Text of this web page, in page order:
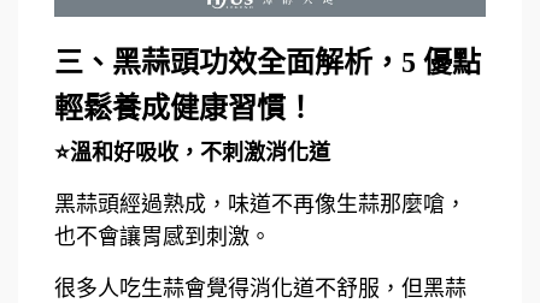
三、黑蒜頭功效全面解析，5 優點
輕鬆養成健康習慣！
⭐溫和好吸收，不刺激消化道
黑蒜頭經過熟成，味道不再像生蒜那麼嗆，
也不會讓胃感到刺激。
很多人吃生蒜會覺得消化道不舒服，但黑蒜